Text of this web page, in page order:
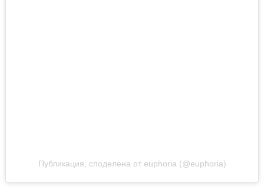
Публикация, споделена от euphoria (@euphoria)